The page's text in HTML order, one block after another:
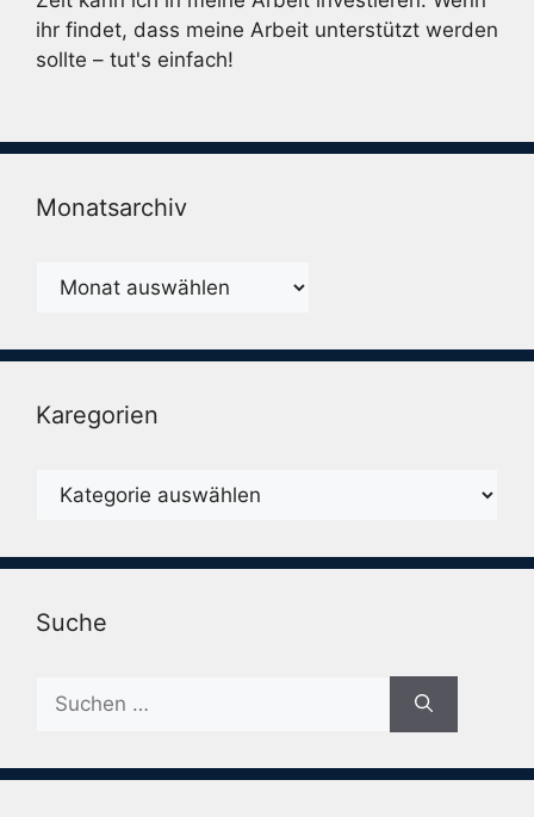
ihr findet, dass meine Arbeit unterstützt werden
sollte – tut's einfach!
Monatsarchiv
Monatsarchiv
Karegorien
Karegorien
Suche
nach: